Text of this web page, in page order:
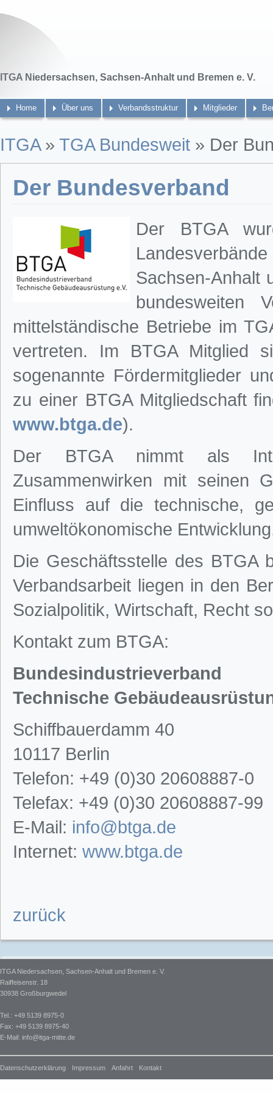
ITGA Niedersachsen, Sachsen-Anhalt und Bremen e. V.
Home Über uns Verbandsstruktur Mitglieder
ITGA» TGA Bundesweit » Der
Der Bundesverband
Der BTGA
Sachsen-Anhalt
bundesweiten
mittelständische Betriebe im
vertreten. Im BTGA Mitglied
sogenannte Fördermitglieder
zu einer BTGA Mitgliedschaft
www.btga.de).
Der BTGA nimmt als
Zusammenwirken mit seinen
Einfluss auf die technische,
umweltökonomische
Die Geschäftsstelle des BTGA
Verbandsarbeit liegen in den
Sozialpolitik, Wirtschaft, Recht
Kontakt zum BTGA:
Bundesindustrieverband
Technische
Schiffbauerdamm 40
10117 Berlin
Telefon: +49 (0)30 20608887-0
Telefax: +49 (0)30 20608887-99
E-Mail: info@btga.de
Internet: www.btga.de
zurück
ITGA Niedersachsen, Sachsen-Anhalt und Bremen e. V.
Raiffeisenstr. 18
30938 Großburgwedel
Tel.: +49 5139 8975-0
Fax: +49 5139 8975-40
E-Mail: info@itga-mitte.de
Datenschutzerklärung Impressum Anfahrt Kontakt